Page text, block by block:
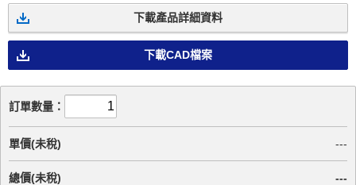
下載產品詳細資料
下載CAD檔案
訂單數量：
單價(未稅) ---
總價(未稅)
---